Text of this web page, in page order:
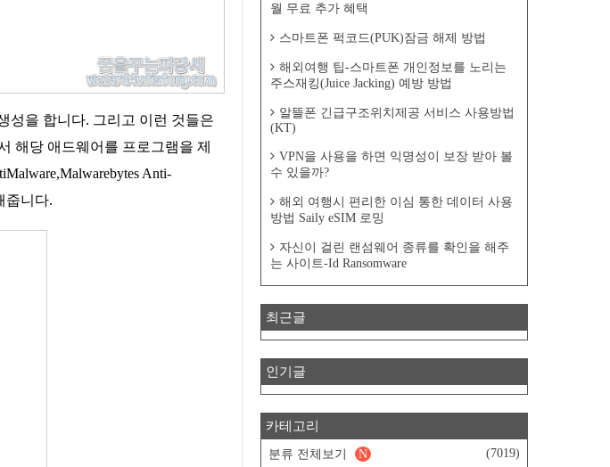
성을 합니다. 그리고 이런 것들은
해당 애드웨어를 프로그램을 제
Anti-
줍니다.
월 무료 추가 혜택
스마트폰 퍽코드(PUK)잠금 해제 방법
해외여행 팁-스마트폰 개인정보를 노리는
주스재킹(Juice Jacking) 예방 방법
알뜰폰 긴급구조위치제공 서비스 사용방법
(KT)
VPN을 사용을 하면 익명성이 보장 받아 볼
수 있을까?
해외 여행시 편리한 이심 통한 데이터 사용
방법 Saily eSIM 로밍
자신이 걸린 랜섬웨어 종류를 확인을 해주
는 사이트-Id Ransomware
최근글
인기글
카테고리
분류 전체보기 (7019)
N